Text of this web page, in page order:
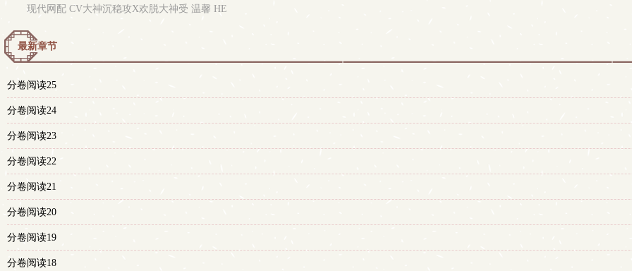
现代网配 CV大神沉稳攻X欢脱大神受 温馨 HE
最新章节
分卷阅读25
分卷阅读24
分卷阅读23
分卷阅读22
分卷阅读21
分卷阅读20
分卷阅读19
分卷阅读18